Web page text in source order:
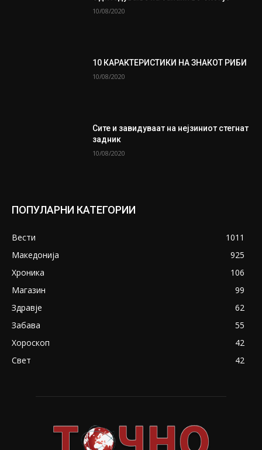
10/08/2020
10 КАРАКТЕРИСТИКИ НА ЗНАКОТ РИБИ
10/08/2020
Сите и завидуваат на нејзиниот стегнат
задник
10/08/2020
ПОПУЛАРНИ КАТЕГОРИИ
Вести
1011
Македонија
925
Хроника
106
Магазин
99
Здравје
62
Забава
55
Хороскоп
42
Свет
42